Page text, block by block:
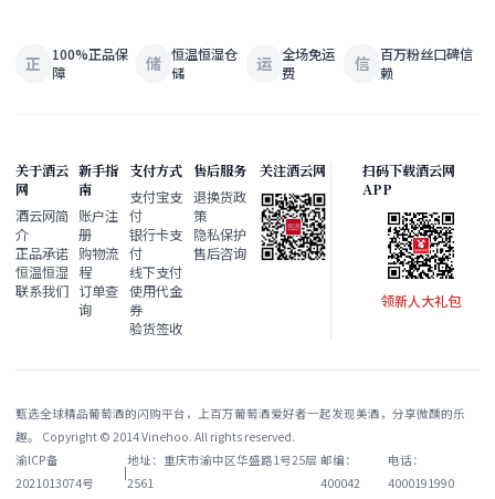
正
100%正品保
障
储 恒温恒湿仓
储
运 全场免运
费
信 百万粉丝口碑信
赖
关于酒云
网
酒云网简
介
正品承诺
恒温恒湿
联系我们
新手指
南
账户注
册
购物流
程
订单查
询
支付方式
支付宝支
付
银行卡支
付
线下支付
使用代金
券
验货签收
售后服务
退换货政
策
隐私保护
售后咨询
关注酒云网
扫码下载酒云网
APP
领新人大礼包
甄选全球精品葡萄酒的闪购平台，上百万葡萄酒爱好者一起发现美酒，分享微醺的乐
趣。 Copyright © 2014 Vinehoo. All rights reserved.
渝ICP备
2021013074号
|
地址：重庆市渝中区华盛路1号25层
2561
邮编：
400042
电话：
4000191990